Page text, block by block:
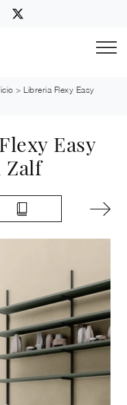
> Libreria Flexy Easy
Easy
Zalf